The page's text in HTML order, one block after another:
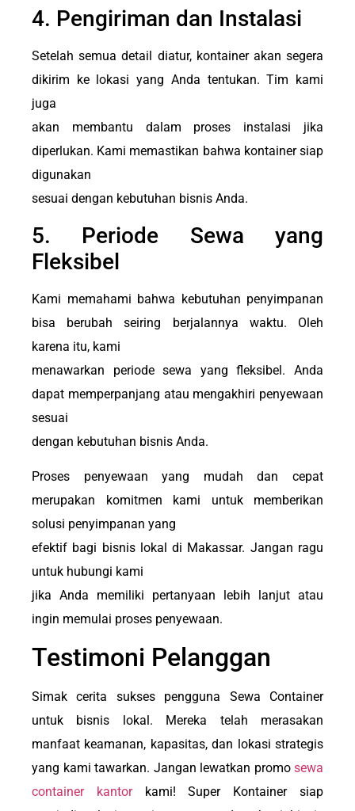
4. Pengiriman dan Instalasi
Setelah semua detail diatur, kontainer akan segera
dikirim ke lokasi yang Anda tentukan. Tim kami
juga
akan membantu dalam proses instalasi jika
diperlukan. Kami memastikan bahwa kontainer siap
digunakan
sesuai dengan kebutuhan bisnis Anda.
5. Periode Sewa yang
Fleksibel
Kami memahami bahwa kebutuhan penyimpanan
bisa berubah seiring berjalannya waktu. Oleh
karena itu, kami
menawarkan periode sewa yang fleksibel. Anda
dapat memperpanjang atau mengakhiri penyewaan
sesuai
dengan kebutuhan bisnis Anda.
Proses penyewaan yang mudah dan cepat
merupakan komitmen kami untuk memberikan
solusi penyimpanan yang
efektif bagi bisnis lokal di Makassar. Jangan ragu
untuk hubungi kami
jika Anda memiliki pertanyaan lebih lanjut atau
ingin memulai proses penyewaan.
Testimoni Pelanggan
Simak cerita sukses pengguna Sewa Container
untuk bisnis lokal. Mereka telah merasakan
manfaat keamanan, kapasitas, dan lokasi strategis
yang kami tawarkan. Jangan lewatkan promo sewa
container kantorkami! Super Kontainer siap